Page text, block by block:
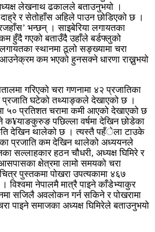
लेखनाथ ढकालले बताउनुभयो ।
र सेतोहाँस अहिले पाउन छोडिएको छ ।
भन्छन् । साइबेरिया लगायतका
हुँदै गएको बताउँदै उहाँले बर्डफ्लुको
स्थानमा ठूलो सङ्ख्यामा चरा
कम भएको हुनसक्ने धारणा राख्नुभयो
गरिएको चरा गणनामा ४२ प्रजातिका
प्रजाति घटेको तथ्याङ्कले देखाएको छ ।
५० प्रतिशत चरामा कमी आएको देखाएको छ
क¥याङकुरुङ पछिल्ला वर्षमा देखिन छोडेका
देखिन थालेको छ । त्यस्तै पहँेला टाउके
प्रजाति कम देखिन थालेको अध्ययनले
सल्लाहकार हठन चौधरी, अध्यक्ष घिमिरे र
क्षेत्रमा लामो समयको चरा
पुस्तकमा पोखरा उपत्यकामा ४६७
विश्वमा नेपालमै मात्रै पाइने काँडेभ्याकुर
सजिलै अवलोकन गर्न सकिने र पोखरामा
पाइने समाजका अध्यक्ष घिमिरेले बताउनुभयो